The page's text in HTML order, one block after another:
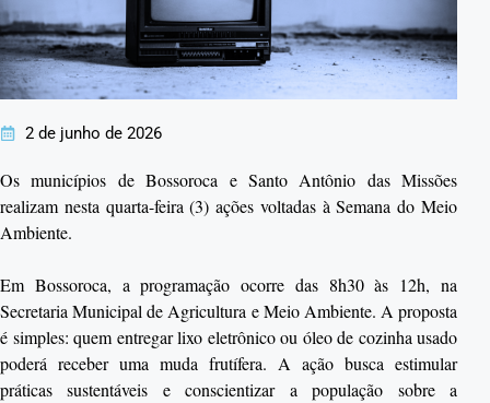
2 de junho de 2026
Os municípios de Bossoroca e Santo Antônio das Missões
realizam nesta quarta-feira (3) ações voltadas à Semana do Meio
Ambiente.
Em Bossoroca, a programação ocorre das 8h30 às 12h, na
Secretaria Municipal de Agricultura e Meio Ambiente. A proposta
é simples: quem entregar lixo eletrônico ou óleo de cozinha usado
poderá receber uma muda frutífera. A ação busca estimular
práticas sustentáveis e conscientizar a população sobre a